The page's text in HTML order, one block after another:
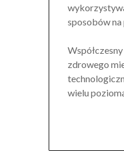
sposobów
zdrowego
wielu